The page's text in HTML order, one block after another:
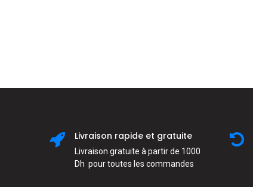
Livraison rapide et gratuite
Livraison gratuite à partir de 1000
Dh pour toutes les commandes